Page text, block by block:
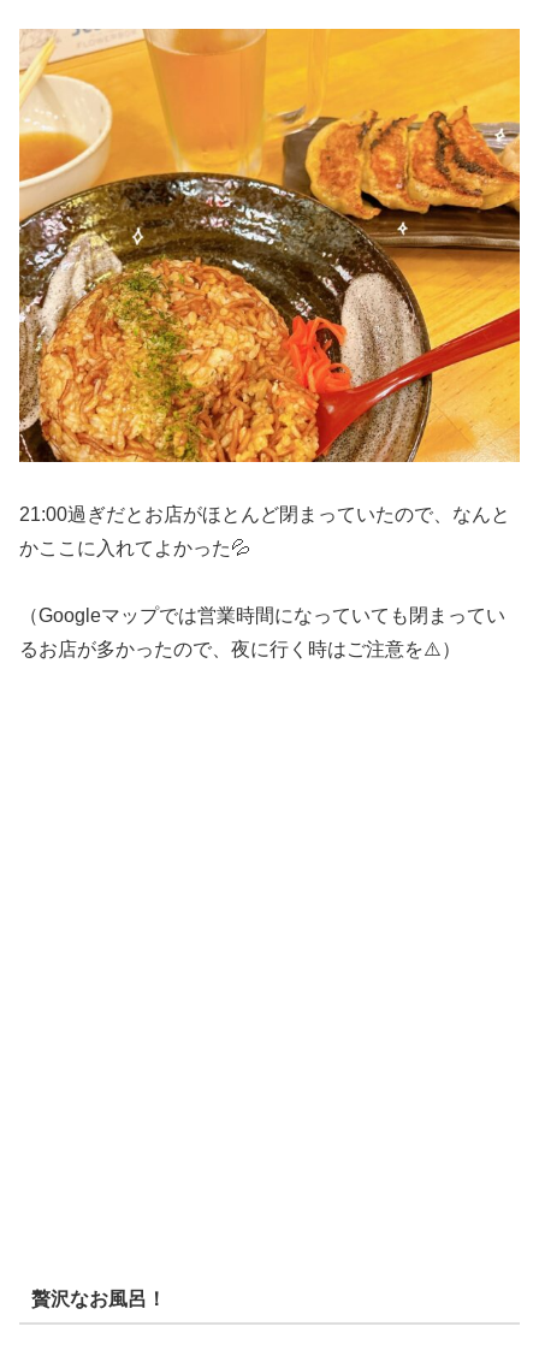
21:00過ぎだとお店がほとんど閉まっていたので、なんと
かここに入れてよかった💦
（Googleマップでは営業時間になっていても閉まってい
るお店が多かったので、夜に行く時はご注意を⚠️）
贅沢なお風呂！